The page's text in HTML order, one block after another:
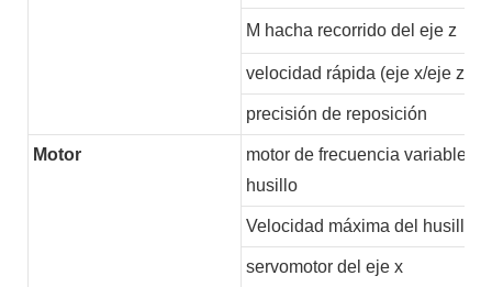
M hacha recorrido del eje z
velocidad rápida (eje x/eje z)
precisión de reposición
Motor
motor de frecuencia variable
husillo
Velocidad máxima del husillo
servomotor del eje x